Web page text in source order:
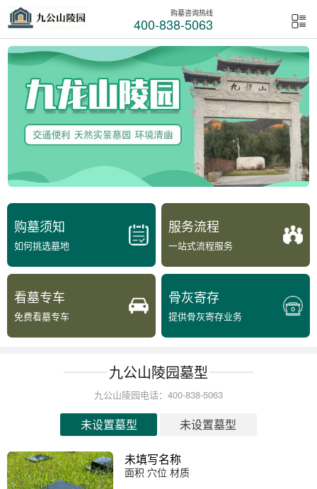
购墓咨询热线
400-838-5063
购墓须知
如何挑选墓地
服务流程
一站式流程服务
看墓专车
免费看墓专车
骨灰寄存
提供骨灰寄存业务
九公山陵园墓型
九公山陵园电话：400-838-5063
未设置墓型 未设置墓型
未填写名称
面积 穴位 材质